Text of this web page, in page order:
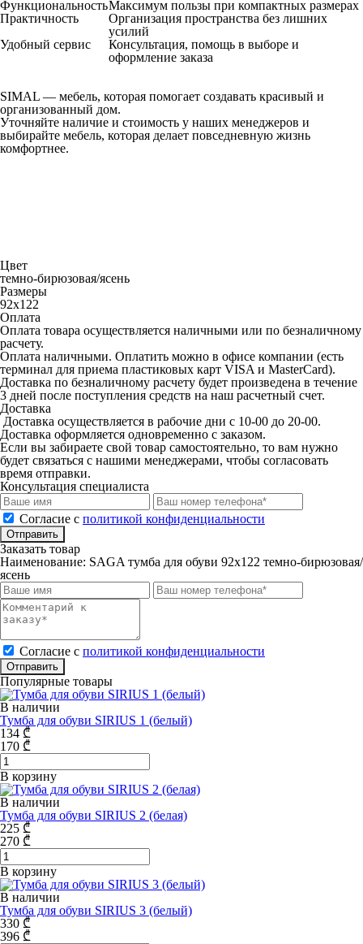
ФункциональностьМаксимум пользы при компактных размерах
Практичность
Организация пространства без лишних
усилий
Удобный сервис
Консультация, помощь в выборе и
оформление заказа
SIMAL — мебель, которая помогает создавать красивый и
организованный дом.
Уточняйте наличие и стоимость у наших менеджеров и
выбирайте мебель, которая делает повседневную жизнь
комфортнее.
Цвет
темно-бирюзовая/ясень
Размеры
92х122
Оплата
Оплата товара осуществляется наличными или по безналичному
расчету.
Оплата наличными. Оплатить можно в офисе компании (есть
терминал для приема пластиковых карт VISA и MasterCard).
Доставка по безналичному расчету будет произведена в течение
3 дней после поступления средств на наш расчетный счет.
Доставка
Доставка осуществляется в рабочие дни с 10-00 до 20-00.
Доставка оформляется одновременно с заказом.
Если вы забираете свой товар самостоятельно, то вам нужно
будет связаться с нашими менеджерами, чтобы согласовать
время отправки.
Консультация специалиста
Cогласие с политикой конфиденциальности
Отправить
Заказать товар
Наименование: SAGA тумба для обуви 92х122 темно-бирюзовая/
ясень
Cогласие с политикой конфиденциальности
Отправить
Популярные товары
В наличии
Тумба для обуви SIRIUS 1 (белый)
134 ₾
170 ₾
В корзину
В наличии
Тумба для обуви SIRIUS 2 (белая)
225 ₾
270 ₾
В корзину
В наличии
Тумба для обуви SIRIUS 3 (белый)
330 ₾
396 ₾